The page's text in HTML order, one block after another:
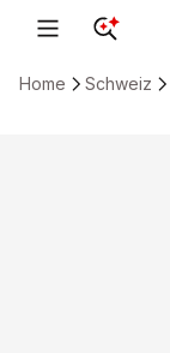
Home Schweiz